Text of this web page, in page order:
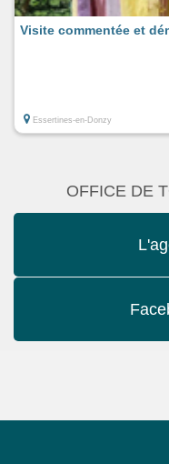
Visite commentée et
Essertines-en-Donzy
OFFICE DE